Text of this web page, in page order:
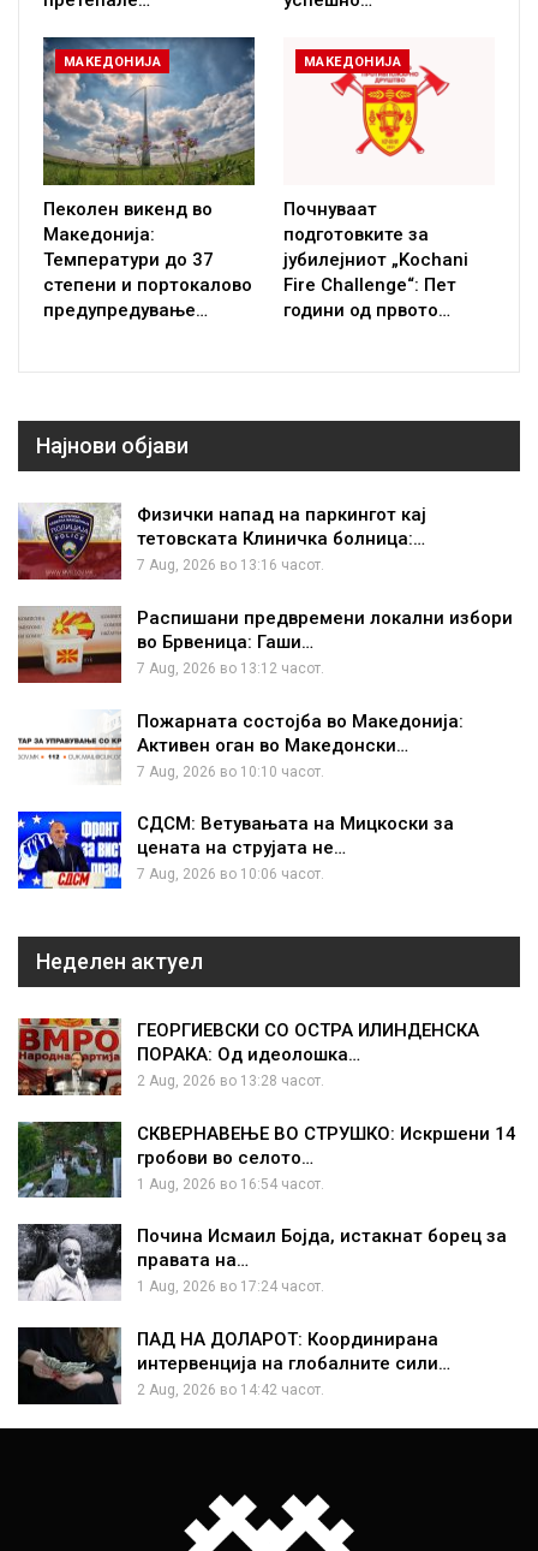
МАКЕДОНИЈА
Пеколен викенд во
Македонија:
Температури до 37
степени и портокалово
предупредување…
МАКЕДОНИЈА
Почнуваат
подготовките за
јубилејниот „Kochani
Fire Challenge“: Пет
години од првото…
Најнови објави
Физички напад на паркингот кај
тетовската Клиничка болница:…
7 Aug, 2026 во 13:16 часот.
Распишани предвремени локални избори
во Брвеница: Гаши…
7 Aug, 2026 во 13:12 часот.
Пожарната состојба во Македонија:
Активен оган во Македонски…
7 Aug, 2026 во 10:10 часот.
СДСМ: Ветувањата на Мицкоски за
цената на струјата не…
7 Aug, 2026 во 10:06 часот.
Неделен актуел
ГЕОРГИЕВСКИ СО ОСТРА ИЛИНДЕНСКА
ПОРАКА: Од идеолошка…
2 Aug, 2026 во 13:28 часот.
СКВЕРНАВЕЊЕ ВО СТРУШКО: Искршени 14
гробови во селото…
1 Aug, 2026 во 16:54 часот.
Почина Исмаил Бојда, истакнат борец за
правата на…
1 Aug, 2026 во 17:24 часот.
ПАД НА ДОЛАРОТ: Координирана
интервенција на глобалните сили…
2 Aug, 2026 во 14:42 часот.